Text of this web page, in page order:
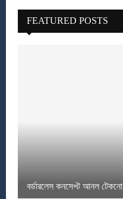
FEATURED POSTS
বর্ডারলেস কনসেপ্ট আনল টেকনো